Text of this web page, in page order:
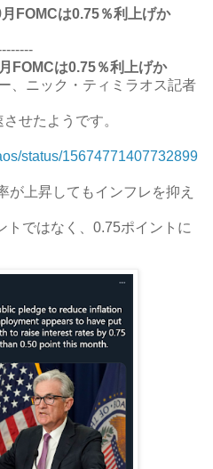
FOMCは0.75％利上げか
FOMCは0.75％利上げか
、ニック・ティミラオス記者
せたようです。
status/15674771407732899
が上昇してもインフレを抑え
トではなく、0.75ポイントに